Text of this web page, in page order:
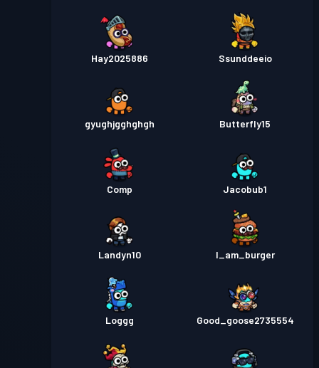
Hay2025886 Ssunddeeio
gyughjgghghgh Butterfly15
Comp Jacobub1
Landyn10 I_am_burger
Loggg Good_goose2735554